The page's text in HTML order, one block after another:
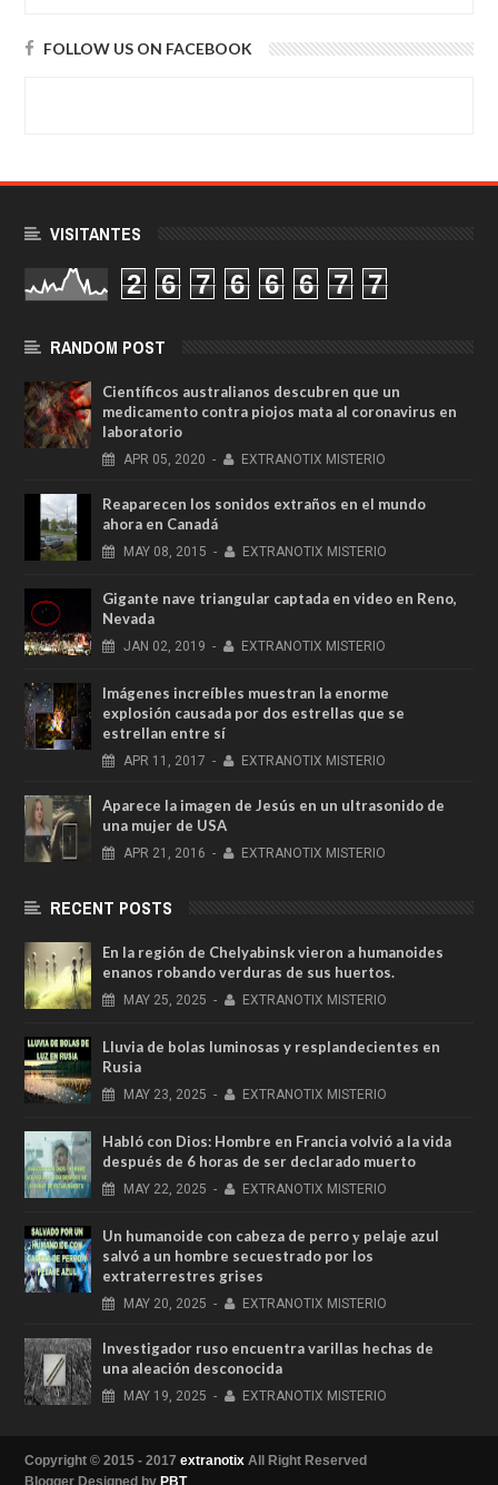
FOLLOW US ON FACEBOOK
VISITANTES
2 6 7 6 6 6 7 7
RANDOM POST
Científicos australianos descubren que un
medicamento contra piojos mata al coronavirus en
laboratorio
APR 05, 2020 - EXTRANOTIX MISTERIO
Reaparecen los sonidos extraños en el mundo
ahora en Canadá
MAY 08, 2015 - EXTRANOTIX MISTERIO
Gigante nave triangular captada en video en Reno,
Nevada
JAN 02, 2019 - EXTRANOTIX MISTERIO
Imágenes increíbles muestran la enorme
explosión causada por dos estrellas que se
estrellan entre sí
APR 11, 2017 - EXTRANOTIX MISTERIO
Aparece la imagen de Jesús en un ultrasonido de
una mujer de USA
APR 21, 2016 - EXTRANOTIX MISTERIO
RECENT POSTS
En la región de Chelyabinsk vieron a humanoides
enanos robando verduras de sus huertos.
MAY 25, 2025 - EXTRANOTIX MISTERIO
Lluvia de bolas luminosas y resplandecientes en
Rusia
MAY 23, 2025 - EXTRANOTIX MISTERIO
Habló con Dios: Hombre en Francia volvió a la vida
después de 6 horas de ser declarado muerto
MAY 22, 2025 - EXTRANOTIX MISTERIO
Un humanoide con cabeza de perro у pelaje azul
salvó a un hombre secuestrado por los
extraterrestres grises
MAY 20, 2025 - EXTRANOTIX MISTERIO
Investigador ruso encuentra varillas hechas de
una aleación desconocida
MAY 19, 2025 - EXTRANOTIX MISTERIO
Copyright © 2015 - 2017 extranotix All Right Reserved
Blogger Designed by PBT